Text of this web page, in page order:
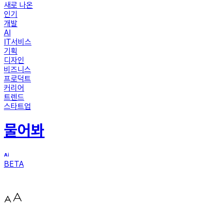
새로 나온
인기
개발
AI
IT서비스
기획
디자인
비즈니스
프로덕트
커리어
트렌드
스타트업
물어봐
BETA